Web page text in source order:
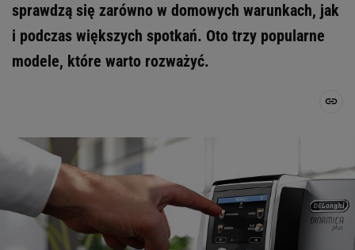
sprawdzą się zarówno w domowych warunkach, jak
i podczas większych spotkań. Oto trzy popularne
modele, które warto rozważyć.